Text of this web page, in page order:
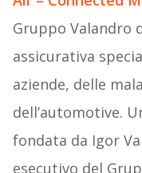
Gruppo Valandro
assicurativa
aziende, delle
dell’automotive.
fondata da Igor
esecutivo del